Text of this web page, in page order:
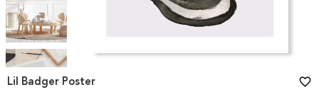
Item
1
Lil Badger Poster favorite_border